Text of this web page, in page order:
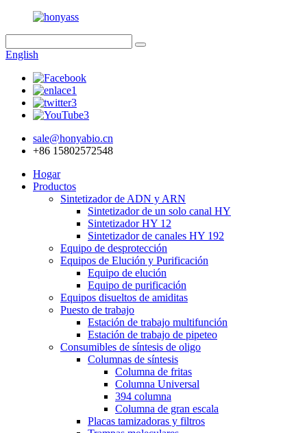
English
sale@honyabio.cn
+86 15802572548
Hogar
Productos
Sintetizador de ADN y ARN
Sintetizador de un solo canal HY
Sintetizador HY 12
Sintetizador de canales HY 192
Equipo de desprotección
Equipos de Elución y Purificación
Equipo de elución
Equipo de purificación
Equipos disueltos de amiditas
Puesto de trabajo
Estación de trabajo multifunción
Estación de trabajo de pipeteo
Consumibles de síntesis de oligo
Columnas de síntesis
Columna de fritas
Columna Universal
394 columna
Columna de gran escala
Placas tamizadoras y filtros